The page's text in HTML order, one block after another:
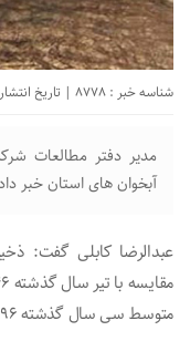
شناسه خبر : 8778 | تاریخ انتشار : 17 مرداد 1402 - 9:36 |
مدیر دفتر مطالعات
آبخوان های استان خبر
عبدالرضا کابلی گفت:
متوسط سی سال گذشته ۴۱۸.۹۶ میلیون متر مکعب کاهش نشان می‌دهد.